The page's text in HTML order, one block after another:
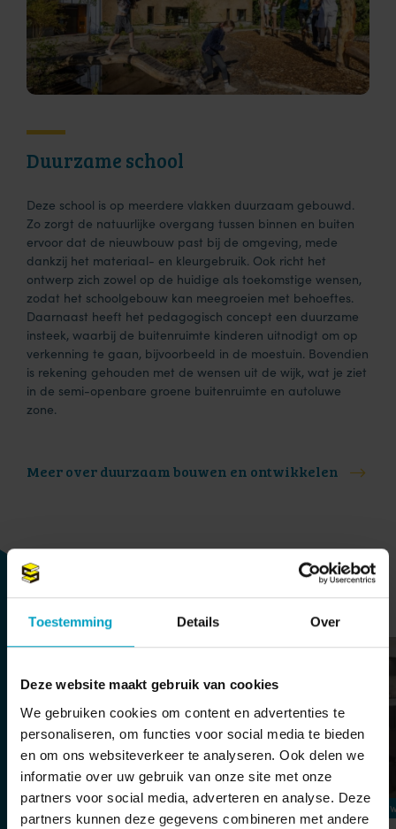
Toestemming Details Over
Deze website maakt gebruik van cookies
We gebruiken cookies om content en advertenties te
personaliseren, om functies voor social media te bieden
en om ons websiteverkeer te analyseren. Ook delen we
informatie over uw gebruik van onze site met onze
partners voor social media, adverteren en analyse. Deze
partners kunnen deze gegevens combineren met andere
Duurzame school
Deze school is op meerdere vlakken duurzaam gebouwd.
Zo zorgt de natuurlijke overgang tussen binnen en buiten
ervoor dat de nieuwbouw past bij de omgeving, mede
dankzij het materiaal- en kleurgebruik. Ook richt het
ontwerp zich zowel op de huidige als toekomstige wensen,
zodat het schoolgebouw kan meegroeien met behoeftes.
Daarnaast heeft het pedagogisch concept een duurzame
insteek, waarbij de buitenruimte kinderen uitnodigt om op
verkenning te gaan, bijvoorbeeld in de moestuin. Bovendien
is rekening gehouden met de wensen uit de wijk, wat je ziet
in de semi-openbare groene buitenruimte en autoluwe
zone.
Meer over duurzaam bouwen en ontwikkelen